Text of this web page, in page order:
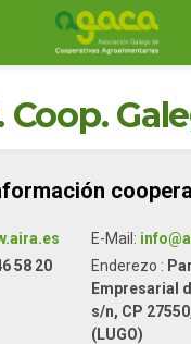
Coop.
E-Mail:
58 20 Enderezo :
Empresarial
s/n, CP
(LUGO)